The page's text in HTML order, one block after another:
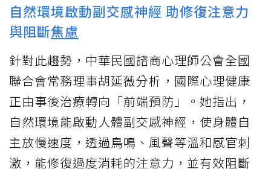
自然環境啟動副交感神經 助修復注意力
與阻斷焦慮
針對此趨勢，中華民國諮商心理師公會全國
聯合會常務理事胡延薇分析，國際心理健康
正由事後治療轉向「前端預防」。她指出，
自然環境能啟動人體副交感神經，使身體自
主放慢速度，透過鳥鳴、風聲等溫和感官刺
激，能修復過度消耗的注意力，並有效阻斷